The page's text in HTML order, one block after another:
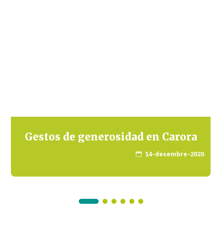
Gestos de generosidad en Carora
 14-desembre-2020